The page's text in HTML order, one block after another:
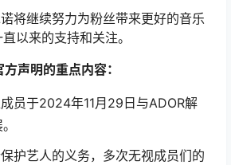
将继续努力为粉丝带来更好的音乐
以来的支持和关注。
声明的重点内容：
员于2024年11月29日与ADOR解
护艺人的义务，多次无视成员们的